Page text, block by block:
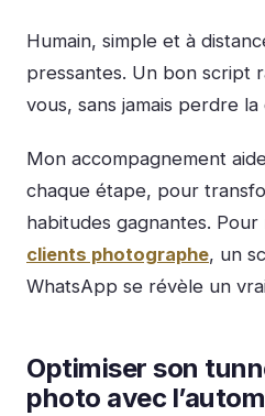
Humain, simple et à
pressantes. Un bon script
vous, sans jamais perdre la
Mon accompagnement
chaque étape, pour
habitudes gagnantes. Pour
clients photographe, un
WhatsApp se révèle un
Optimiser son
photo avec